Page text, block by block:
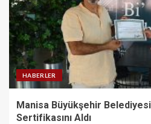
HABERLER
Manisa Büyükşehir Belediyesi
Sertifikasını Aldı